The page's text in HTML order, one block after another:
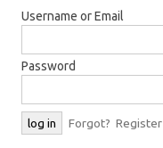
Username or Email
Password
Forgot? Register